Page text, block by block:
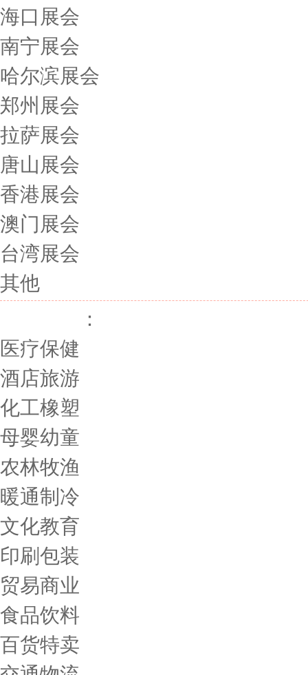
海口展会
南宁展会
哈尔滨展会
郑州展会
拉萨展会
唐山展会
香港展会
澳门展会
台湾展会
其他
：
医疗保健
酒店旅游
化工橡塑
母婴幼童
农林牧渔
暖通制冷
文化教育
印刷包装
贸易商业
食品饮料
百货特卖